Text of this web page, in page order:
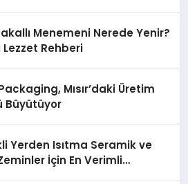
Menemeni Nerede Yenir?
Lezzet Rehberi
Mısır’daki Üretim
Büyütüyor
Yerden Isıtma Seramik ve
İçin En Verimli